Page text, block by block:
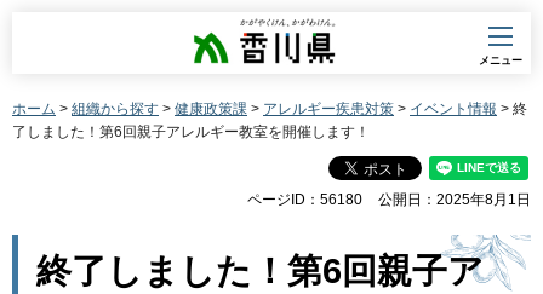
香川県
メニュー
ホーム > 組織から探す > 健康政策課 > アレルギー疾患対策 > イベント情報 > 終
了しました！第6回親子アレルギー教室を開催します！
ページID：56180 公開日：2025年8月1日
終了しました！第6回親子ア